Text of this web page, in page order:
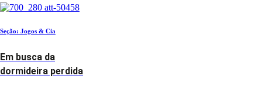
Seção: Jogos & Cia
Em busca da
dormideira perdida